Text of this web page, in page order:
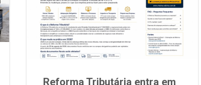
Reforma Tributária entra em